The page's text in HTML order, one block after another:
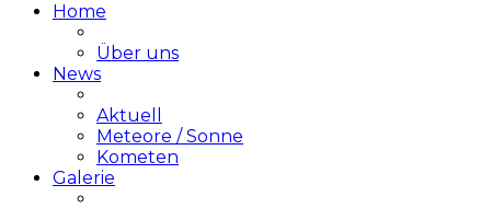
Home
Über uns
News
Aktuell
Meteore / Sonne
Kometen
Galerie